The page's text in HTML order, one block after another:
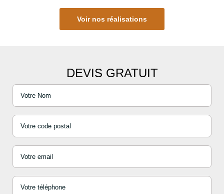
Voir nos réalisations
DEVIS GRATUIT